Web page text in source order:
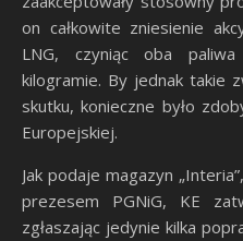
on całkowite zniesienie
LNG, czyniąc oba
kilogramie. By jednak takie
skutku, konieczne było
Europejskiej.
Jak podaje magazyn
prezesem PGNiG, KE
zgłaszając jedynie kilka